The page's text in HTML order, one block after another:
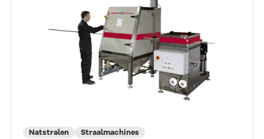
Natstralen Straalmachines